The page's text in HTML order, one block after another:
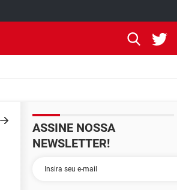
ASSINE NOSSA
NEWSLETTER!